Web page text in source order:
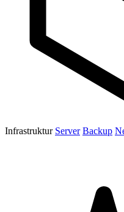
Infrastruktur Server Backup